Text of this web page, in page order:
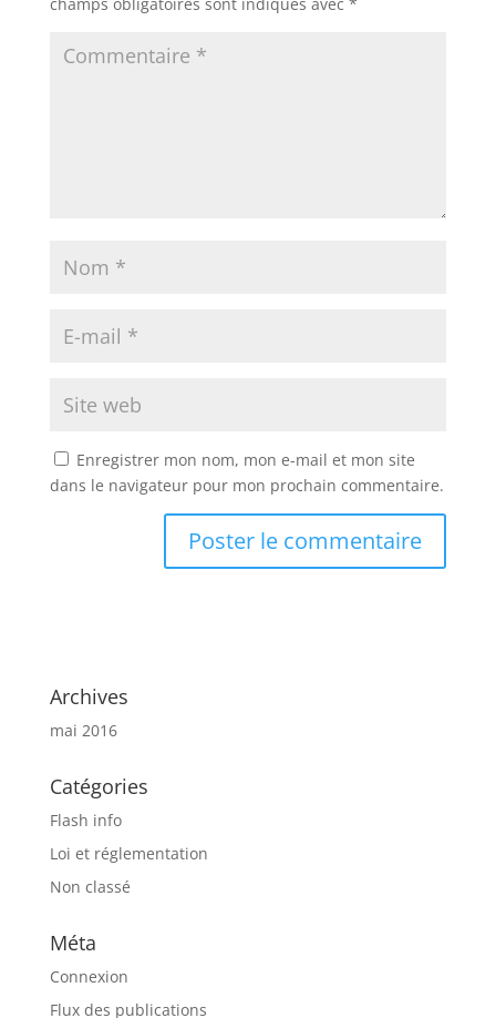
Enregistrer mon nom, mon e-mail et mon site
dans le navigateur pour mon prochain commentaire.
Archives
mai 2016
Catégories
Flash info
Loi et réglementation
Non classé
Méta
Connexion
Flux des publications